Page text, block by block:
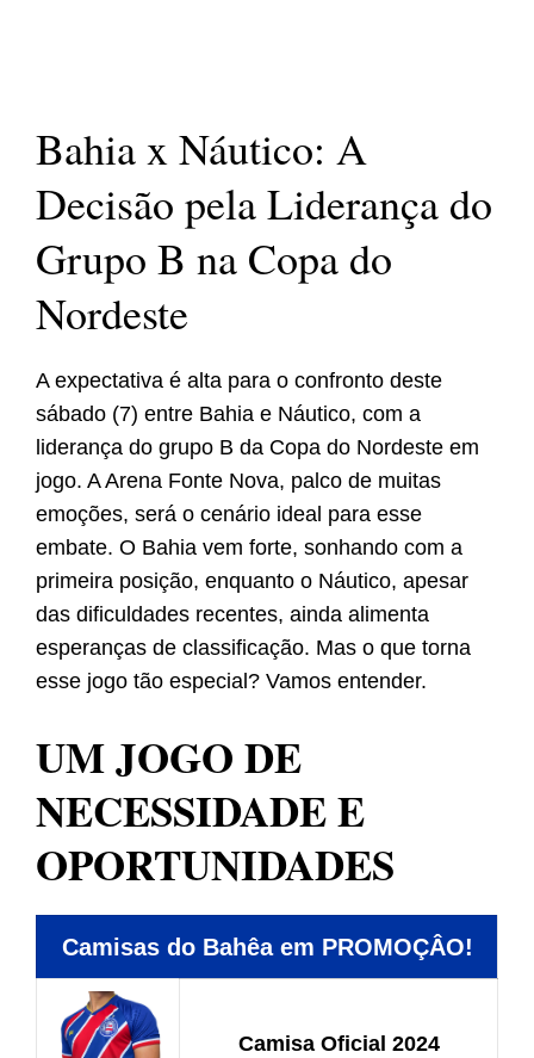
Bahia x Náutico: A
Decisão pela Liderança do
Grupo B na Copa do
Nordeste
A expectativa é alta para o confronto deste
sábado (7) entre Bahia e Náutico, com a
liderança do grupo B da Copa do Nordeste em
jogo. A Arena Fonte Nova, palco de muitas
emoções, será o cenário ideal para esse
embate. O Bahia vem forte, sonhando com a
primeira posição, enquanto o Náutico, apesar
das dificuldades recentes, ainda alimenta
esperanças de classificação. Mas o que torna
esse jogo tão especial? Vamos entender.
UM JOGO DE
NECESSIDADE E
OPORTUNIDADES
Camisas do Bahêa em PROMOÇÂO!
Camisa Oficial 2024